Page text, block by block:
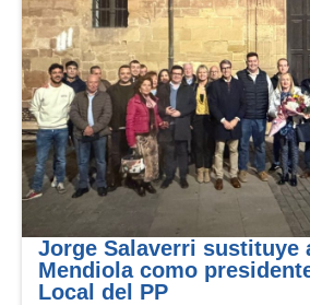
Jorge Salaverri sustituye
Mendiola como
Local del PP